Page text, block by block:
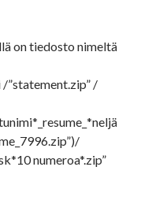
on tiedosto nimeltä
”statement.zip” /
numeroa*.zip”